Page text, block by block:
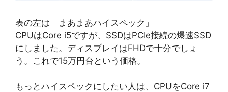
表の左は「まあまあハイスペック」
CPUはCore i5ですが、SSDはPCIe接続の爆速SSD
にしました。ディスプレイはFHDで十分でしょ
う。これで15万円台という価格。
もっとハイスペックにしたい人は、CPUをCore i7